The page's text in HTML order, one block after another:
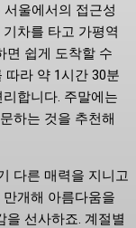
울에서의 접근성
차를 타고 가평역
면 쉽게 도착할 수
따라 약 1시간 30분
합니다. 주말에는
하는 것을 추천해
다른 매력을 지니고
개해 아름다움을
을 선사하죠. 계절별